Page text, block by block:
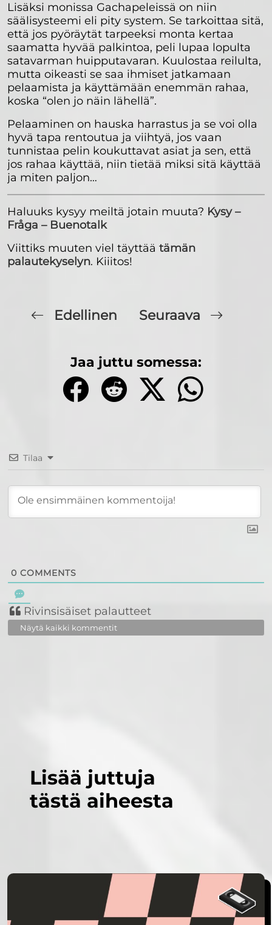
Lisäksi monissa Gachapeleissä on niin
säälisysteemi eli pity system. Se tarkoittaa sitä,
että jos pyöräytät tarpeeksi monta kertaa
saamatta hyvää palkintoa, peli lupaa lopulta
satavarman huipputavaran. Kuulostaa reilulta,
mutta oikeasti se saa ihmiset jatkamaan
pelaamista ja käyttämään enemmän rahaa,
koska “olen jo näin lähellä”.
Pelaaminen on hauska harrastus ja se voi olla
hyvä tapa rentoutua ja viihtyä, jos vaan
tunnistaa pelin koukuttavat asiat ja sen, että
jos rahaa käyttää, niin tietää miksi sitä käyttää
ja miten paljon…
Haluuks kysyy meiltä jotain muuta? Kysy –
Fråga – Buenotalk
Viittiks muuten viel täyttää tämän
palautekyselyn. Kiiitos!
Edellinen Seuraava
Jaa juttu somessa:
Tilaa
0 COMMENTS
Rivinsisäiset palautteet
Näytä kaikki kommentit
Lisää juttuja
tästä aiheesta